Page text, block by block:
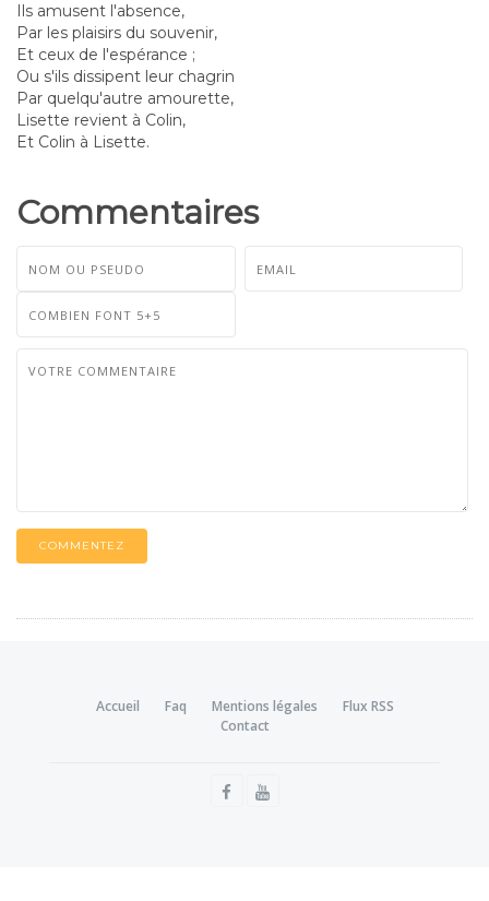
Ils amusent l'absence,
Par les plaisirs du souvenir,
Et ceux de l'espérance ;
Ou s'ils dissipent leur chagrin
Par quelqu'autre amourette,
Lisette revient à Colin,
Et Colin à Lisette.
Commentaires
COMMENTEZ
Accueil Faq Mentions légales
Flux RSS
Contact